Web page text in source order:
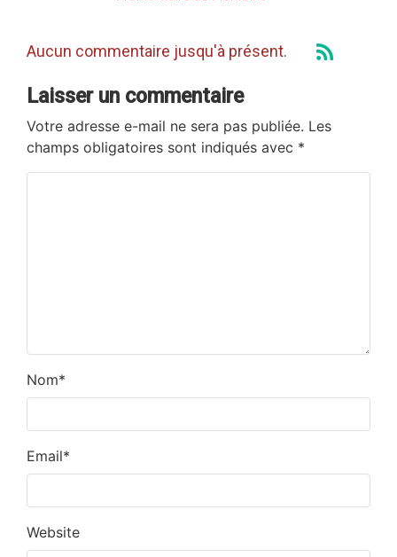
Aucun commentaire jusqu'à présent.
Laisser un commentaire
Votre adresse e-mail ne sera pas publiée. Les
champs obligatoires sont indiqués avec *
Nom*
Email*
Website